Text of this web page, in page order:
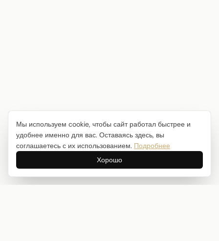
Мы используем cookie, чтобы сайт работал быстрее и
удобнее именно для вас. Оставаясь здесь, вы
соглашаетесь с их использованием. Подробнее
Хорошо